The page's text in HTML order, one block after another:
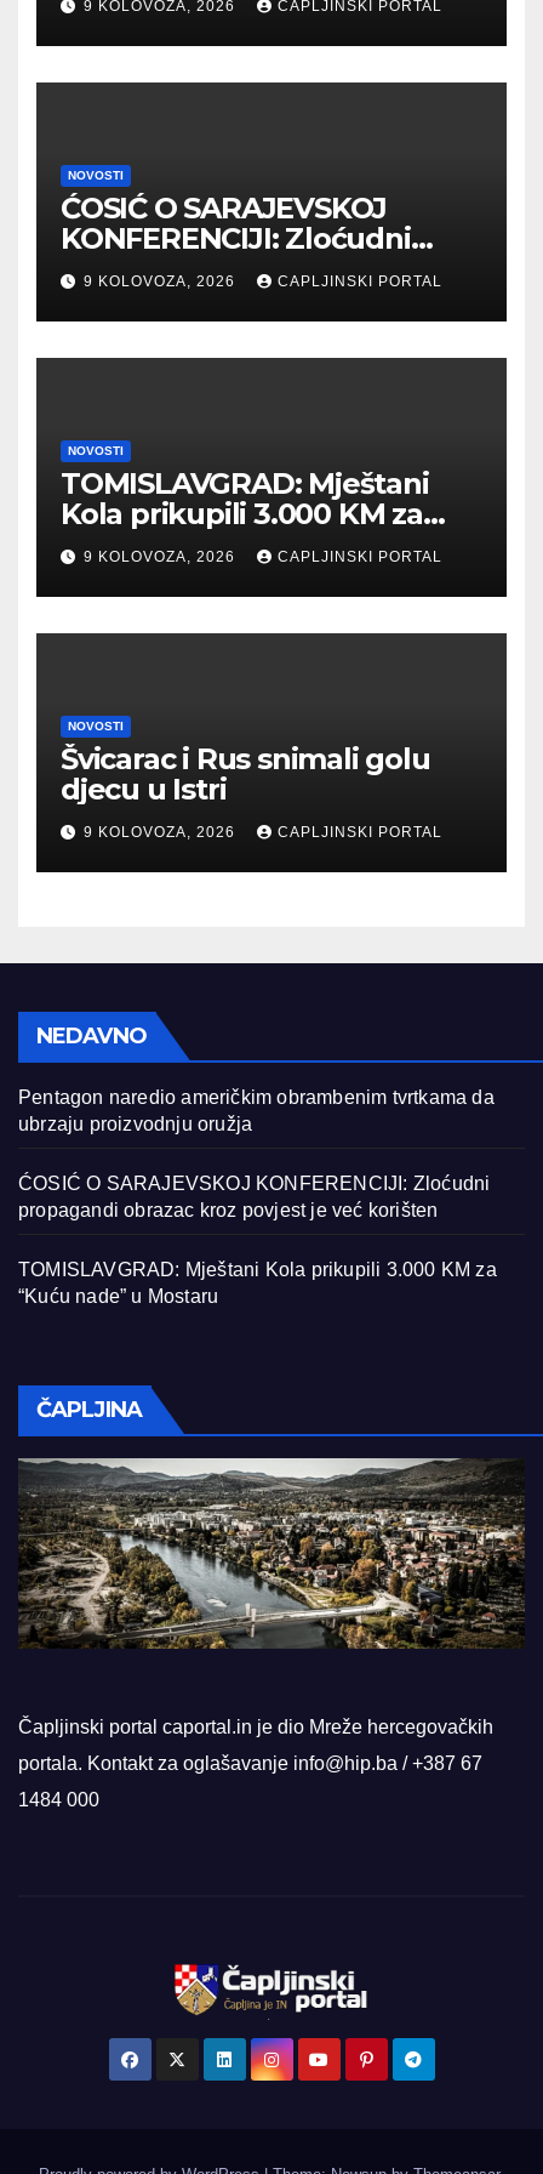
9 KOLOVOZA, 2026 CAPLJINSKI PORTAL
NOVOSTI
ĆOSIĆ O SARAJEVSKOJ
KONFERENCIJI: Zloćudni
propagandi obrazac kroz
povjest je već korišten
9 KOLOVOZA, 2026 CAPLJINSKI PORTAL
NOVOSTI
TOMISLAVGRAD: Mještani
Kola prikupili 3.000 KM za
“Kuću nade” u Mostaru
9 KOLOVOZA, 2026 CAPLJINSKI PORTAL
NOVOSTI
Švicarac i Rus snimali golu
djecu u Istri
9 KOLOVOZA, 2026 CAPLJINSKI PORTAL
NEDAVNO
Pentagon naredio američkim obrambenim tvrtkama da
ubrzaju proizvodnju oružja
ĆOSIĆ O SARAJEVSKOJ KONFERENCIJI: Zloćudni
propagandi obrazac kroz povjest je već korišten
TOMISLAVGRAD: Mještani Kola prikupili 3.000 KM za
“Kuću nade” u Mostaru
ČAPLJINA
Čapljinski portal caportal.in je dio Mreže hercegovačkih
portala. Kontakt za oglašavanje info@hip.ba / +387 67
1484 000